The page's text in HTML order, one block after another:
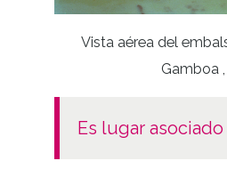
Vista aérea del
Gamboa ,
es lugar